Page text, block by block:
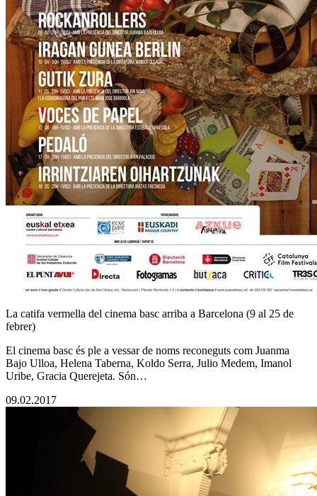
La catifa vermella del cinema basc arriba a Barcelona (9 al 25 de
febrer)
El cinema basc és ple a vessar de noms reconeguts com Juanma
Bajo Ulloa, Helena Taberna, Koldo Serra, Julio Medem, Imanol
Uribe, Gracia Querejeta. Són…
09.02.2017